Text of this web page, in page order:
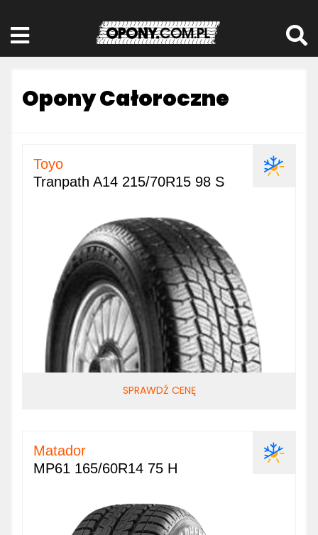
Opony Całoroczne
Toyo
Tranpath A14 215/70R15 98 S
SPRAWDŹ CENĘ
Matador
MP61 165/60R14 75 H